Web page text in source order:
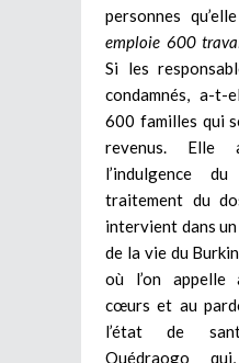
personnes
emploie 600
Si les
condamnés, a-
600 familles qui
revenus. Elle
l’indulgence
traitement du
intervient dans
de la vie du
où l’on appelle
cœurs et au
l’état de
Ouédraogo